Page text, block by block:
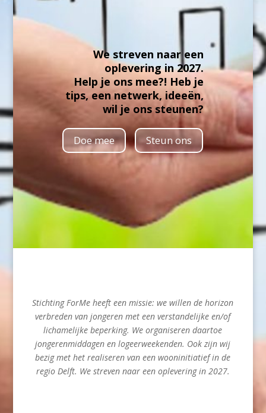
We streven naar een
oplevering in 2027.
Help je ons mee?! Heb je
tips, een netwerk, ideeën,
wil je ons steunen?
Doe mee Steun ons
Stichting ForMe heeft een missie: we willen de horizon
verbreden van jongeren met een verstandelijke en/of
lichamelijke beperking. We organiseren daartoe
jongerenmiddagen en logeerweekenden. Ook zijn wij
bezig met het realiseren van een wooninitiatief in de
regio Delft. We streven naar een oplevering in 2027.